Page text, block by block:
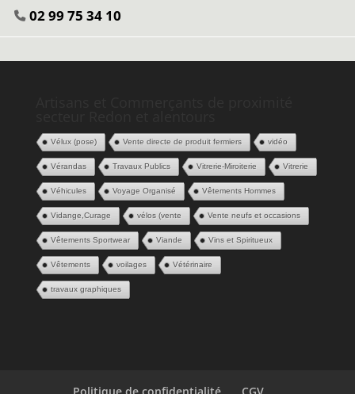
02 99 75 34 10
Vélux (pose) Vente directe de produit fermiers vidéo
Vérandas Travaux Publics Vitrerie-Miroiterie Vitrerie
Véhicules Voyage Organisé Vêtements Hommes
Vidange,Curage vélos (vente Vente neufs et occasions
Vêtements Sportwear Viande Vins et Spiritueux
Vêtements voilages Vétérinaire
travaux graphiques